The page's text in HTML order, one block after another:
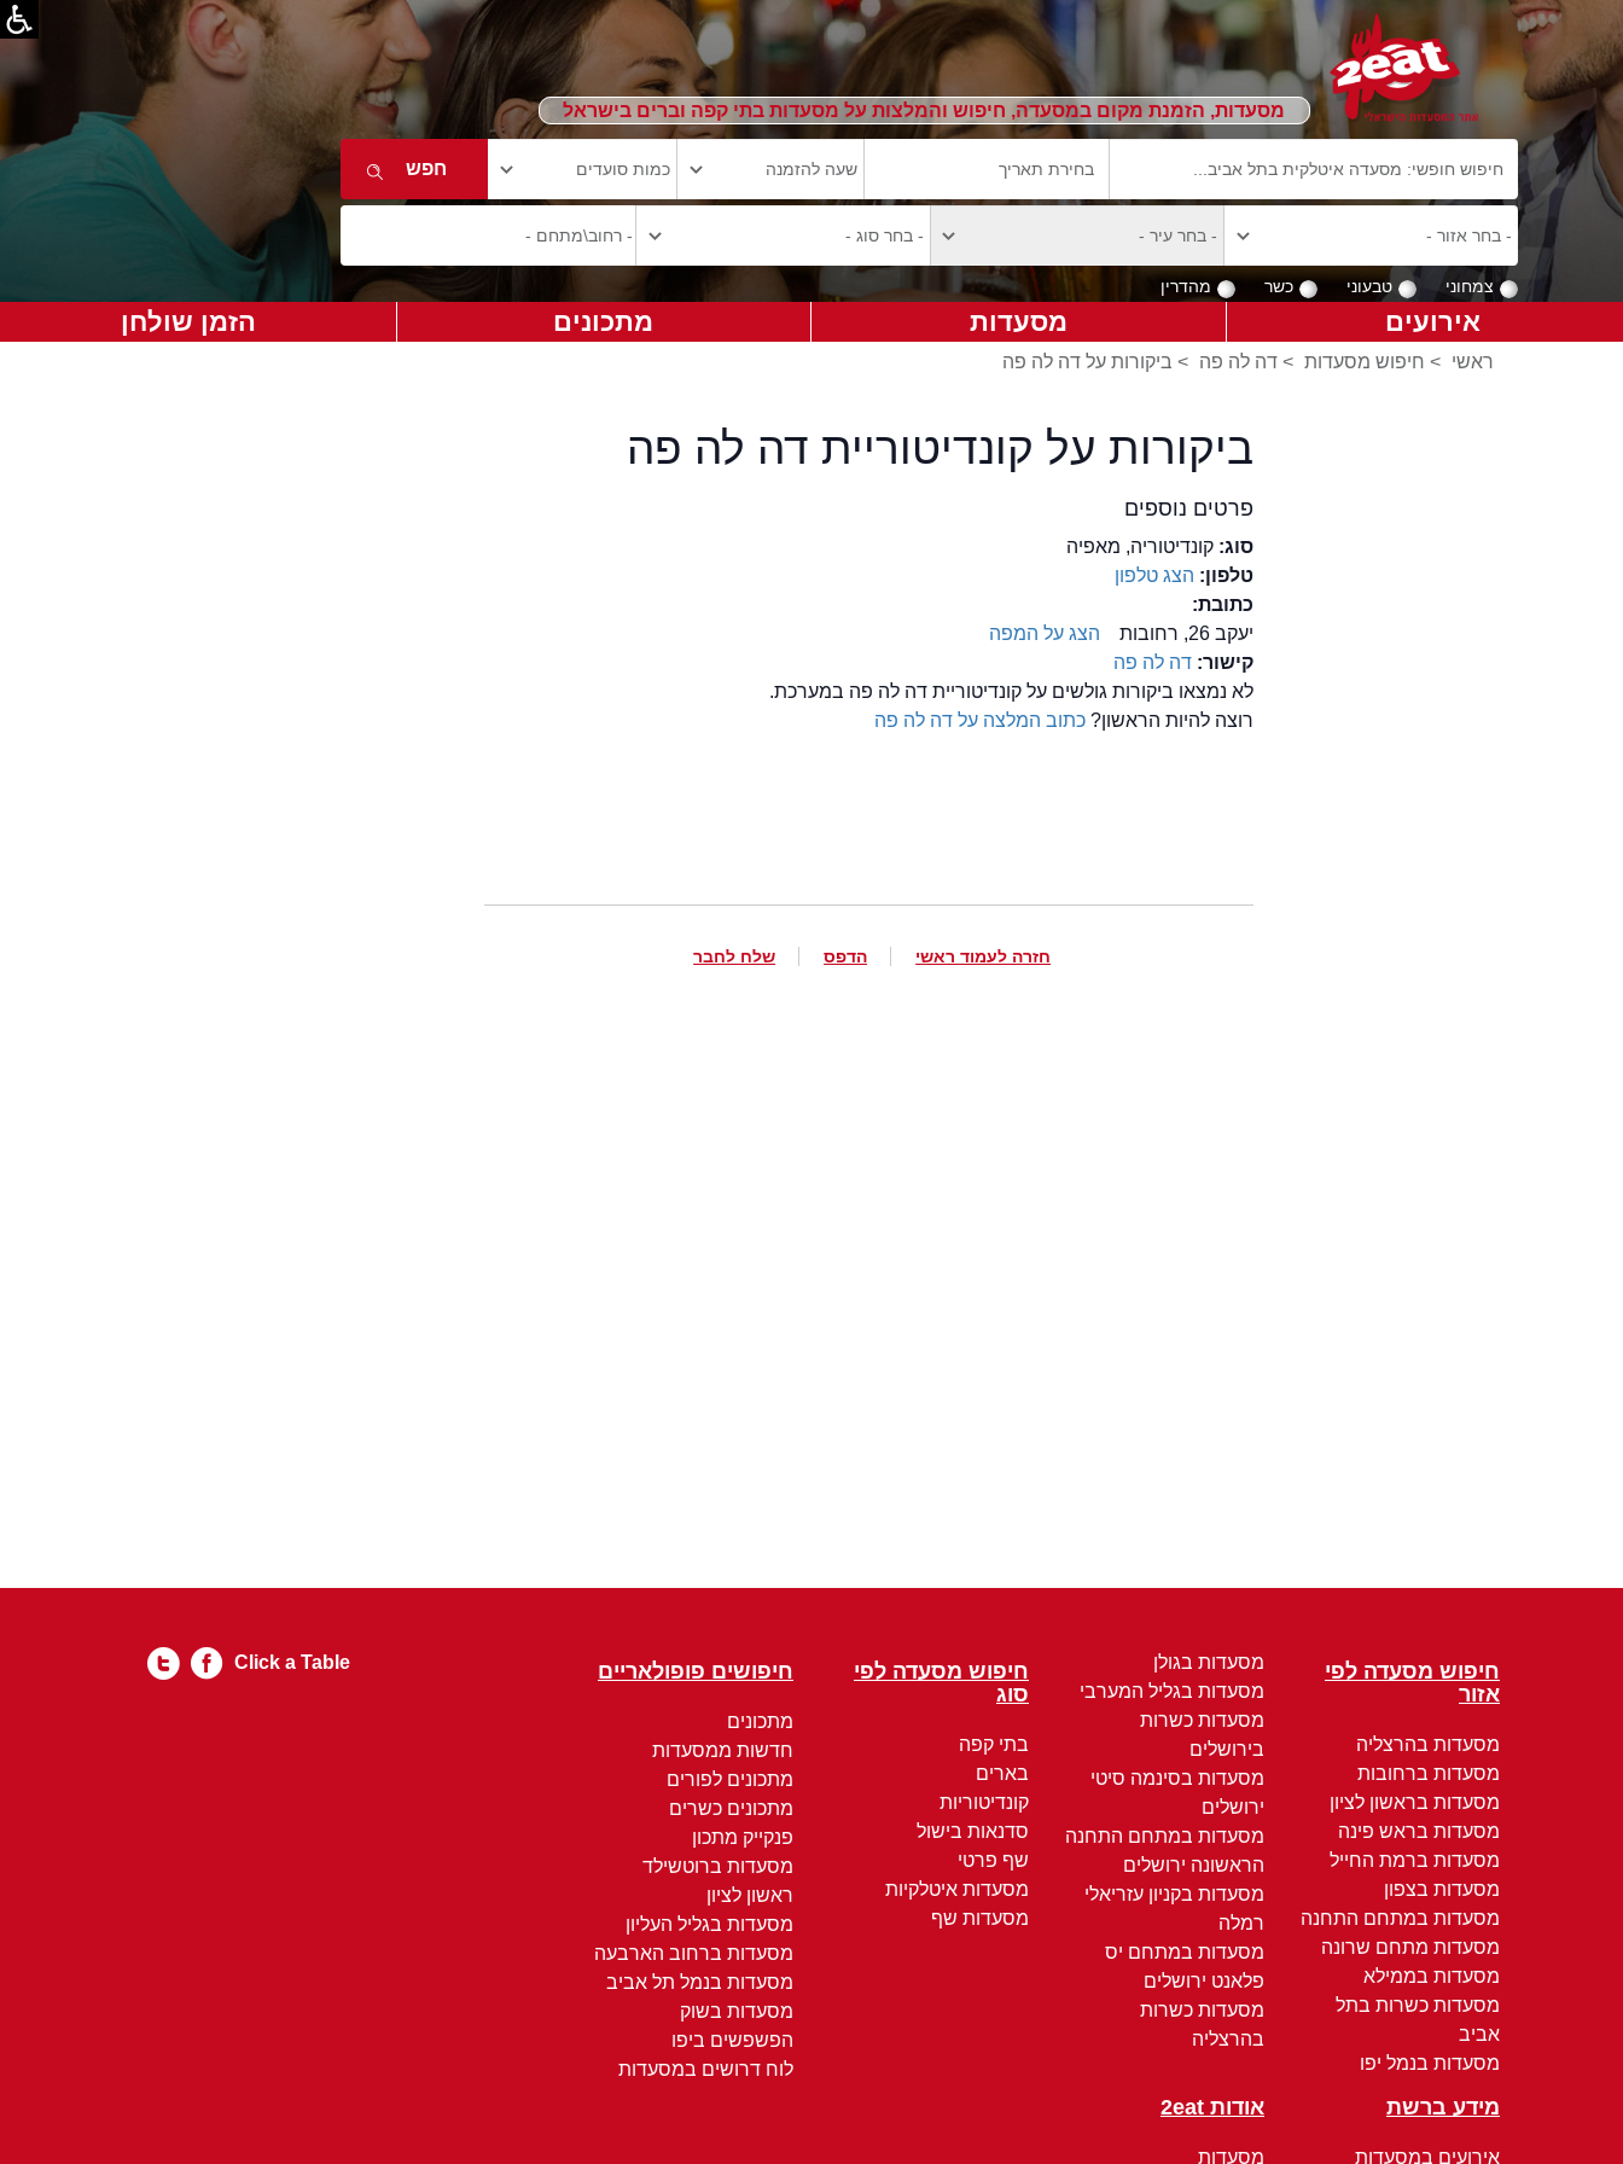
מסעדות, הזמנת מקום במסעדה, חיפוש והמלצות על מסעדות בתי קפה וברים בישראל
צמחוני טבעוני כשר מהדרין
אירועים מסעדות מתכונים הזמן שולחן
ראשי > חיפוש מסעדות > דה לה פה > ביקורות על דה לה פה
ביקורות על קונדיטוריית דה לה פה
פרטים נוספים
סוג:קונדיטוריה, מאפיה
טלפון: הצג טלפון
כתובת:
יעקב 26, רחובות
הצג על המפה
קישור:דה לה פה
לא נמצאו ביקורות גולשים על קונדיטוריית דה לה פה במערכת.
רוצה להיות הראשון?כתוב המלצה על דה לה פה
חזרה לעמוד ראשי הדפס שלח לחבר
חיפוש מסעדה לפי
אזור
מסעדות בהרצליה
מסעדות ברחובות
מסעדות בראשון לציון
מסעדות בראש פינה
מסעדות ברמת החייל
מסעדות בצפון
מסעדות במתחם התחנה
מסעדות מתחם שרונה
מסעדות בממילא
מסעדות כשרות בתל
אביב
מסעדות בנמל יפו
מסעדות בגולן
מסעדות בגליל המערבי
מסעדות כשרות
בירושלים
מסעדות בסינמה סיטי
ירושלים
מסעדות במתחם התחנה
הראשונה ירושלים
מסעדות בקניון עזריאלי
רמלה
מסעדות במתחם יס
פלאנט ירושלים
מסעדות כשרות
בהרצליה
חיפוש מסעדה לפי
סוג
בתי קפה
בארים
קונדיטוריות
סדנאות בישול
שף פרטי
מסעדות איטלקיות
מסעדות שף
חיפושים פופולאריים
מתכונים
חדשות ממסעדות
מתכונים לפורים
מתכונים כשרים
פנקייק מתכון
מסעדות ברוטשילד
ראשון לציון
מסעדות בגליל העליון
מסעדות ברחוב הארבעה
מסעדות בנמל תל אביב
מסעדות בשוק
הפשפשים ביפו
לוח דרושים במסעדות
מידע ברשת
אירועים במסעדות
אודות 2eat
מסעדות
Click a Table